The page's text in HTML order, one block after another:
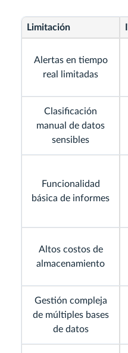
Limitación
Alertas en tiempo
real limitadas
Clasificación
manual de datos
sensibles
Funcionalidad
básica de informes
Altos costos de
almacenamiento
Gestión compleja
de múltiples bases
de datos